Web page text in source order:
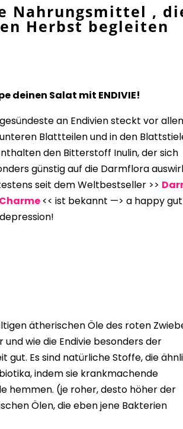
Nahrungsmittel ,
Herbst begleiten
deinen Salat mit ENDIVIE!
an Endivien steckt vor
Blattteilen und in den
den Bitterstoff Inulin, der sich
günstig auf die Darmflora
seit dem Weltbestseller >>
<< ist bekannt —> a happy
ätherischen Öle des roten
und wie die Endivie besonders der
gut. Es sind natürliche Stoffe, die
indem sie krankmachende
hemmen. (je roher, desto höher der
Ölen, die eben jene Bakterien